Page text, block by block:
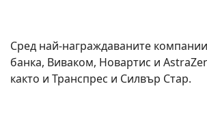
Сред най-награждаваните
банка, Виваком, Новартис и
както и Транспрес и Силвър Стар.